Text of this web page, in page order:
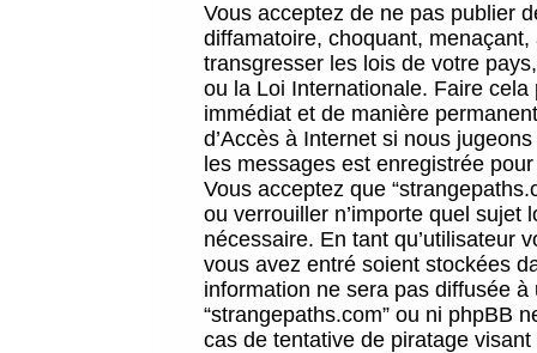
Vous acceptez de ne pas publier
diffamatoire, choquant,
transgresser les lois de votre
ou la Loi Internationale. Faire
immédiat et de manière
d’Accès à Internet si nous
les messages est enregistrée
Vous acceptez que
ou verrouiller n’importe quel sujet
nécessaire. En tant qu’utilisateur
vous avez entré soient stockées
information ne sera pas diffusée
“strangepaths.com” ou ni phpBB
cas de tentative de piratage